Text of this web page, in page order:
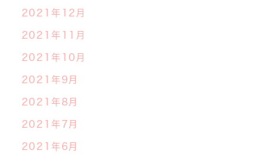
2021年12月
2021年11月
2021年10月
2021年9月
2021年8月
2021年7月
2021年6月